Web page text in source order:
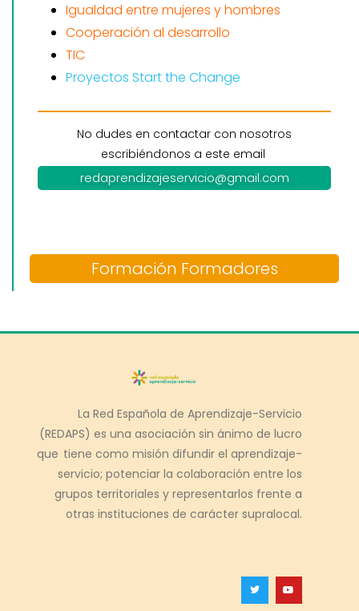
Igualdad entre mujeres y hombres
Cooperación al desarrollo
TIC
Proyectos Start the Change
No dudes en contactar con nosotros
escribiéndonos a este email
redaprendizajeservicio@gmail.com
Formación Formadores
La Red Española de Aprendizaje-Servicio
(REDAPS) es una asociación sin ánimo de lucro
que tiene como misión difundir el aprendizaje-
servicio; potenciar la colaboración entre los
grupos territoriales y representarlos frente a
otras instituciones de carácter supralocal.